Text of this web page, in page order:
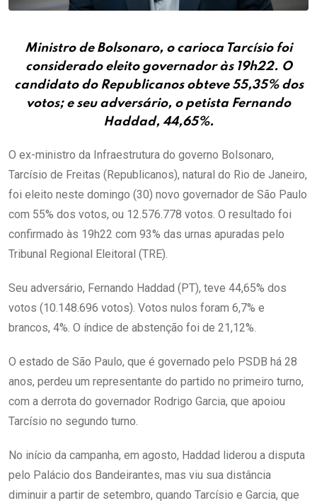
Ministro de Bolsonaro, o carioca Tarcísio foi
considerado eleito governador às 19h22. O
candidato do Republicanos obteve 55,35% dos
votos; e seu adversário, o petista Fernando
Haddad, 44,65%.
O ex-ministro da Infraestrutura do governo Bolsonaro,
Tarcísio de Freitas (Republicanos), natural do Rio de Janeiro,
foi eleito neste domingo (30) novo governador de São Paulo
com 55% dos votos, ou 12.576.778 votos. O resultado foi
confirmado às 19h22 com 93% das urnas apuradas pelo
Tribunal Regional Eleitoral (TRE).
Seu adversário, Fernando Haddad (PT), teve 44,65% dos
votos (10.148.696 votos). Votos nulos foram 6,7% e
brancos, 4%. O índice de abstenção foi de 21,12%.
O estado de São Paulo, que é governado pelo PSDB há 28
anos, perdeu um representante do partido no primeiro turno,
com a derrota do governador Rodrigo Garcia, que apoiou
Tarcísio no segundo turno.
No início da campanha, em agosto, Haddad liderou a disputa
pelo Palácio dos Bandeirantes, mas viu sua distância
diminuir a partir de setembro, quando Tarcísio e Garcia, que